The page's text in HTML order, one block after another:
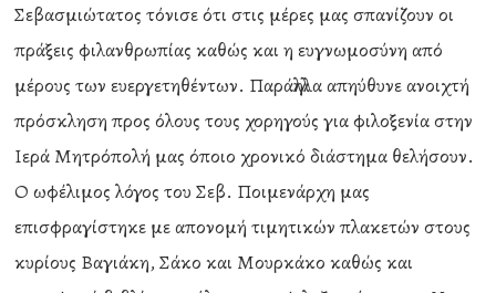
Σεβασμιώτατος τόνισε ότι στις μέρες μας σπανίζουν οι
πράξεις φιλανθρωπίας καθώς και η ευγνωμοσύνη από
μέρους των ευεργετηθέντων. Παράλληλα απηύθυνε ανοιχτή
πρόσκληση προς όλους τους χορηγούς για φιλοξενία στην
Ιερά Μητρόπολή μας όποιο χρονικό διάστημα θελήσουν.
Ο ωφέλιμος λόγος του Σεβ. Ποιμενάρχη μας
επισφραγίστηκε με απονομή τιμητικών πλακετών στους
κυρίους Βαγιάκη, Σάκο και Μουρκάκο καθώς και